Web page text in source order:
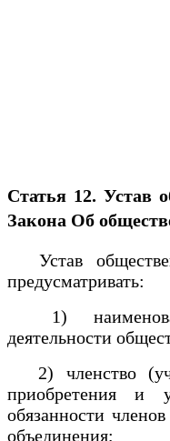
Статья 12. Устав
Закона Об
Устав
предусматривать:
1)
деятельности
2) членство
приобретения и
обязанности
объединения;